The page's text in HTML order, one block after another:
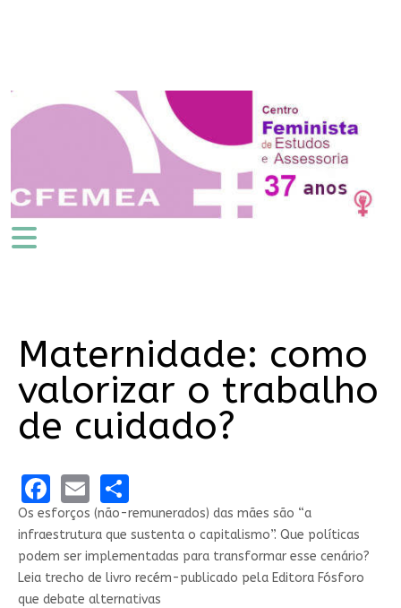
Maternidade: como
valorizar o trabalho
de cuidado?
Facebook
EmailShare
Os esforços (não-remunerados) das mães são “a
infraestrutura que sustenta o capitalismo”. Que políticas
podem ser implementadas para transformar esse cenário?
Leia trecho de livro recém-publicado pela Editora Fósforo
que debate alternativas